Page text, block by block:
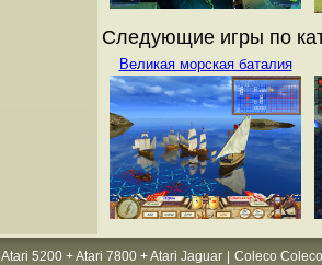
Следующие игры по
Великая морская баталия
Atari 5200 + Atari 7800 + Atari Jaguar
Coleco